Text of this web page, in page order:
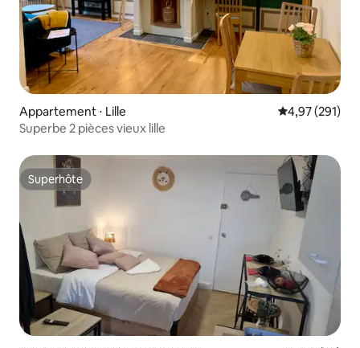
Appartement ⋅ Lille Évaluation
4,97 (291)
Superbe 2 pièces vieux lille
Superhôte
Superhôte